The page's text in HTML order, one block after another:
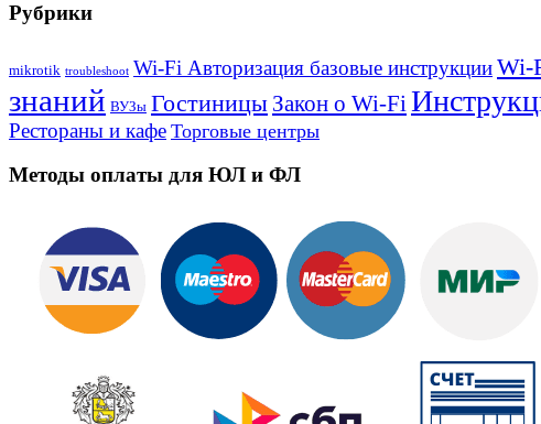
Рубрики
mikrotik troubleshoot Wi-Fi Авторизация базовые инструкцииWi-
знаний ВУЗы Гостиницы Закон о Wi-Fi
Рестораны и кафе Торговые центры
Методы оплаты для ЮЛ и ФЛ